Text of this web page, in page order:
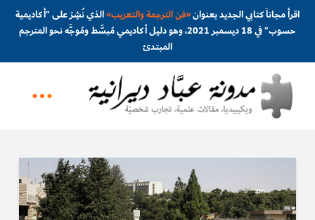
اقرأ مجاناً كتابي الجديد بعنوان«فن الترجمة والتعريب»الذي نُشِرَ على "أكاديمية
حسوب" في 18 ديسمبر 2021، وهو دليل أكاديمي مُبسَّط ومُوجَّه نحو المترجم
المبتدئ